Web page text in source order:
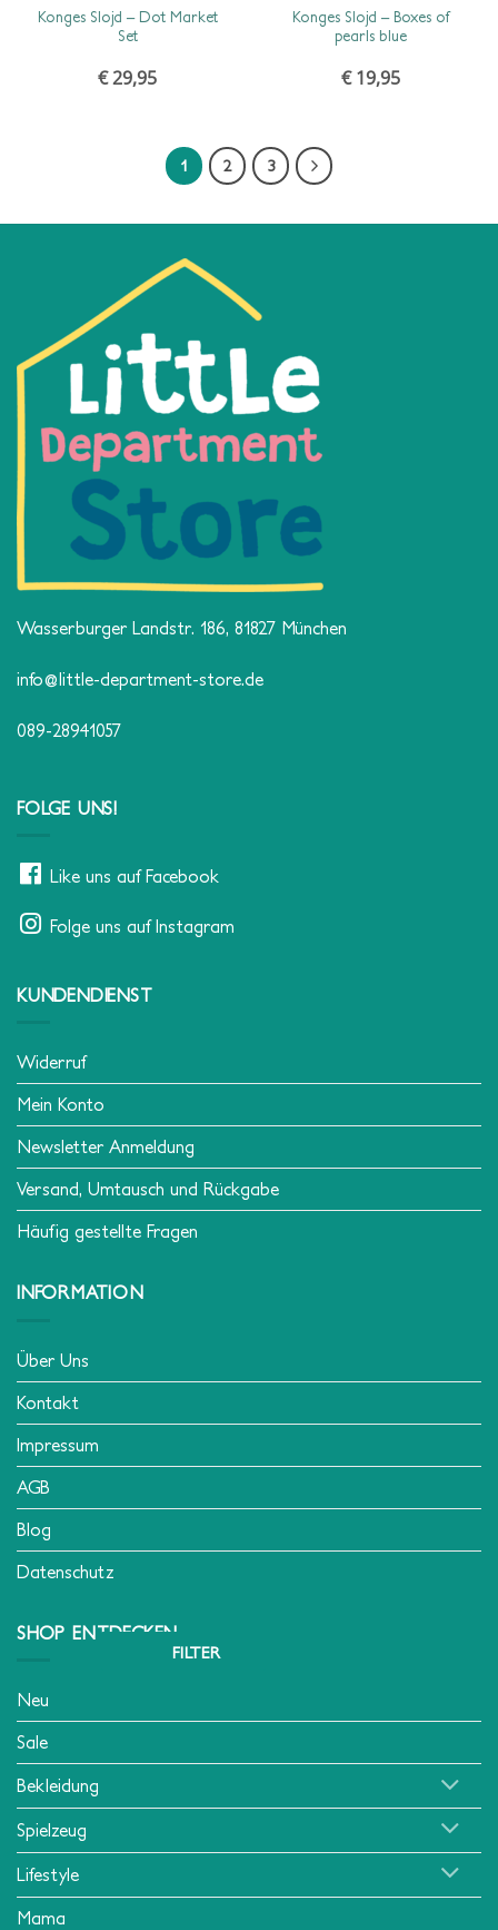
Konges Slojd – Dot Market
Set
€29,95
Konges Slojd – Boxes of
pearls blue
€19,95
1 2 3
FILTER
Wasserburger Landstr. 186, 81827 München
info@little-department-store.de
089-28941057
FOLGE UNS!
Like uns auf Facebook
Folge uns auf Instagram
KUNDENDIENST
Widerruf
Mein Konto
Newsletter Anmeldung
Versand, Umtausch und Rückgabe
Häufig gestellte Fragen
INFORMATION
Über Uns
Kontakt
Impressum
AGB
Blog
Datenschutz
SHOP ENTDECKEN
Neu
Sale
Bekleidung
Spielzeug
Lifestyle
Mama